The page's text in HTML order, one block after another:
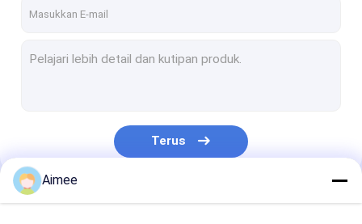
Terus
Kategori Kami
Aimee